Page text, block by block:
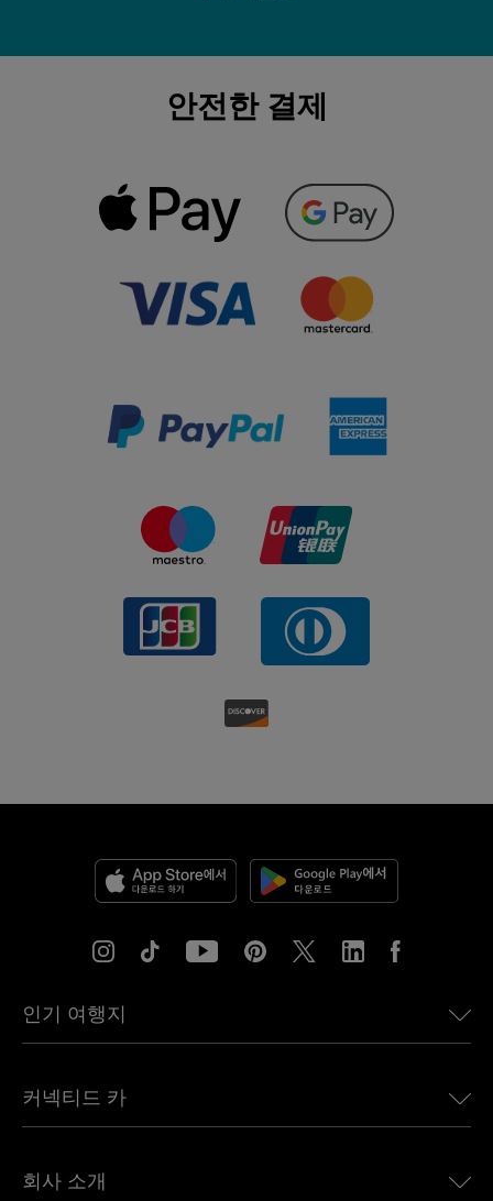
안전한 결제
인기 여행지
유럽용 eSIM
캐나다용 eSIM
커넥티드 카
Land Rover용 Ubigi
회사 소개